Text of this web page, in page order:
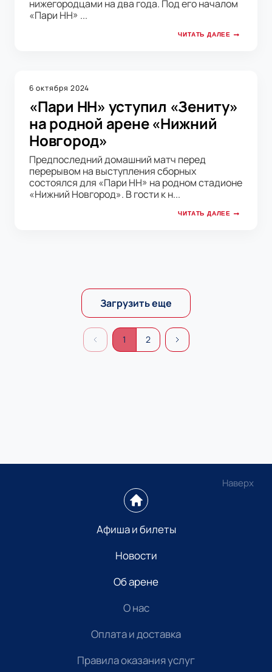
нижегородцами на два года. Под его началом
«Пари НН» ...
ЧИТАТЬ ДАЛЕЕ
6 октября 2024
«Пари НН» уступил «Зениту»
на родной арене «Нижний
Новгород»
Предпоследний домашний матч перед
перерывом на выступления сборных
состоялся для «Пари НН» на родном стадионе
«Нижний Новгород». В гости к н...
ЧИТАТЬ ДАЛЕЕ
Загрузить еще
1 2
Наверх
Афиша и билеты
Новости
Об арене
О нас
Оплата и доставка
Правила оказания услуг